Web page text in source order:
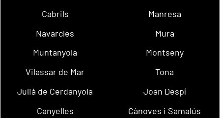
Cabrils
Manresa
Navarcles
Mura
Muntanyola
Montseny
Vilassar de Mar
Tona
Julià de Cerdanyola
Joan Despí
Canyelles
Cànoves i Samalús